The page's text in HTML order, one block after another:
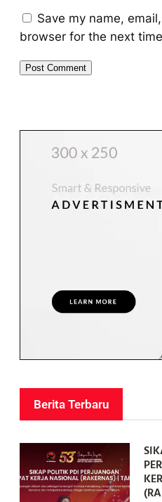
Save my name,
browser for the next
Berita Terbaru